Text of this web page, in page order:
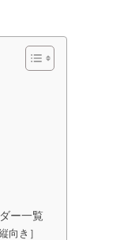
ー一覧
向き］